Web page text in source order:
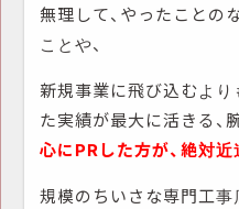
無理して、やったことの
ことや、
新規事業に飛び込むより
た実績が最大に活きる、
心にPRした方が、絶対近
規模のちいさな専門工事